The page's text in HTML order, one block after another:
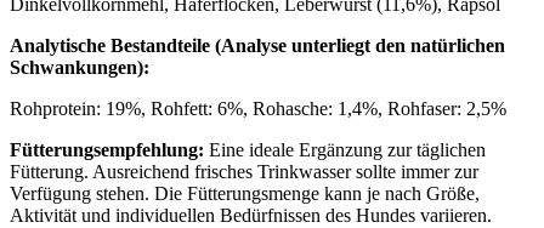
Dinkelvollkornmehl, Haferflocken, Leberwurst (11,6%), Rapsöl
Analytische Bestandteile (Analyse unterliegt den natürlichen
Schwankungen):
Rohprotein: 19%, Rohfett: 6%, Rohasche: 1,4%, Rohfaser: 2,5%
Fütterungsempfehlung: Eine ideale Ergänzung zur täglichen
Fütterung. Ausreichend frisches Trinkwasser sollte immer zur
Verfügung stehen. Die Fütterungsmenge kann je nach Größe,
Aktivität und individuellen Bedürfnissen des Hundes variieren.